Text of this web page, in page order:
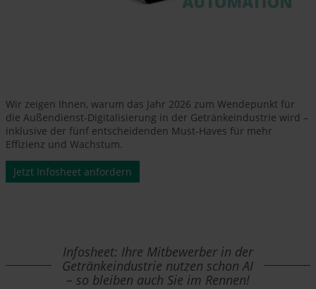
Wir zeigen Ihnen, warum das Jahr 2026 zum Wendepunkt für
die Außendienst-Digitalisierung in der Getränkeindustrie wird –
inklusive der fünf entscheidenden Must-Haves für mehr
Effizienz und Wachstum.
Jetzt Infosheet anfordern
Infosheet: Ihre Mitbewerber in der
Getränkeindustrie nutzen schon AI
– so bleiben auch Sie im Rennen!